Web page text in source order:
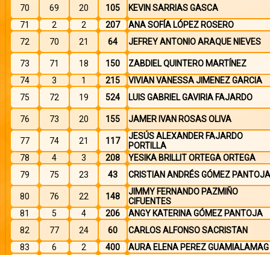
70
69 20 105
KEVIN SARRIAS GASCA
71
2 2 207
ANA SOFÍA LÓPEZ ROSERO
72
70 21 64 JEFREY ANTONIO ARAQUE NIEVES
73 71 18 150
ZABDIEL QUINTERO MARTÍNEZ
74
3 1 215
VIVIAN VANESSA JIMENEZ GARCIA
75
72 19 524 LUIS GABRIEL GAVIRIA FAJARDO
76 73 20 155 JAMER IVAN ROSAS OLIVA
77 74 21 117
JESÚS ALEXANDER FAJARDO
PORTILLA
78
4 3 208
YESIKA BRILLIT ORTEGA ORTEGA
79
75 23 43 CRISTIAN ANDRÉS GÓMEZ PANTOJA
80 76 22 148
JIMMY FERNANDO PAZMIÑO
CIFUENTES
81
5 4 206
ANGY KATERINA GÓMEZ PANTOJA
82
77 24 60
CARLOS ALFONSO SACRISTAN
83
6 2 400
AURA ELENA PEREZ GUAMIALAMAG